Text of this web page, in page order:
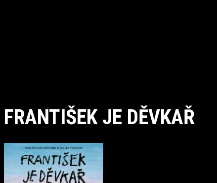
FRANTIŠEK JE DĚVKAŘ